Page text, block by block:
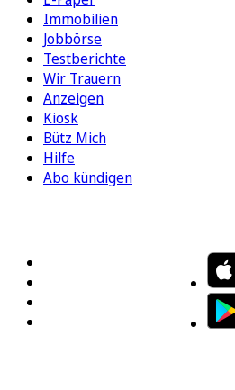
Immobilien
Jobbörse
Testberichte
Wir Trauern
Anzeigen
Kiosk
Bütz Mich
Hilfe
Abo kündigen